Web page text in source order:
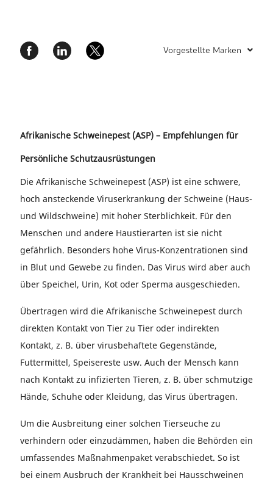
Vorgestellte Marken
Afrikanische Schweinepest (ASP) – Empfehlungen für
Persönliche Schutzausrüstungen
Die Afrikanische Schweinepest (ASP) ist eine schwere,
hoch ansteckende Viruserkrankung der Schweine (Haus-
und Wildschweine) mit hoher Sterblichkeit. Für den
Menschen und andere Haustierarten ist sie nicht
gefährlich. Besonders hohe Virus-Konzentrationen sind
in Blut und Gewebe zu finden. Das Virus wird aber auch
über Speichel, Urin, Kot oder Sperma ausgeschieden.
Übertragen wird die Afrikanische Schweinepest durch
direkten Kontakt von Tier zu Tier oder indirekten
Kontakt, z. B. über virusbehaftete Gegenstände,
Futtermittel, Speisereste usw. Auch der Mensch kann
nach Kontakt zu infizierten Tieren, z. B. über schmutzige
Hände, Schuhe oder Kleidung, das Virus übertragen.
Um die Ausbreitung einer solchen Tierseuche zu
verhindern oder einzudämmen, haben die Behörden ein
umfassendes Maßnahmenpaket verabschiedet. So ist
bei einem Ausbruch der Krankheit bei Hausschweinen